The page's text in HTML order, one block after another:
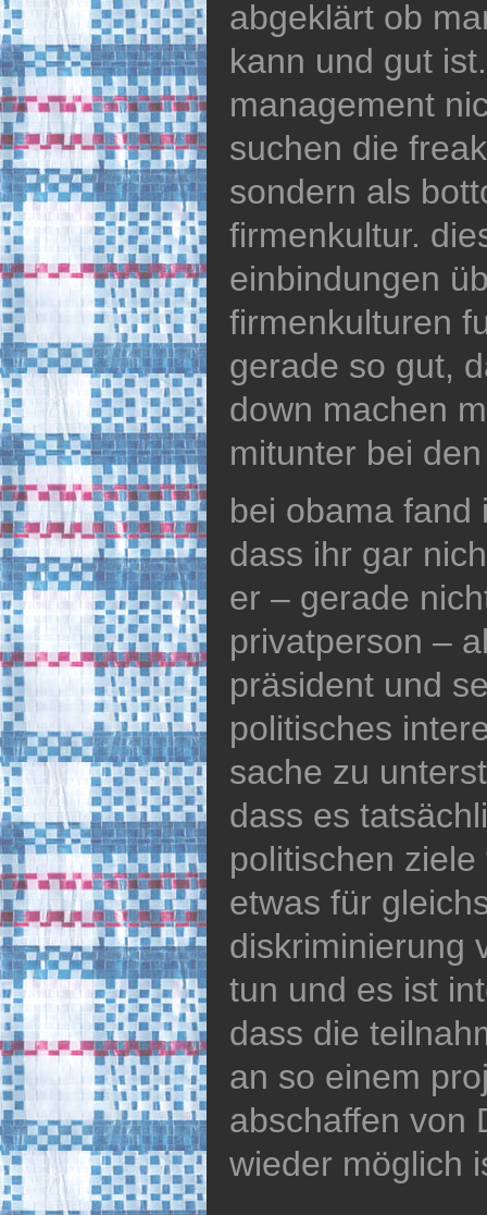
abgeklärt ob
kann und gut
management
suchen die
sondern als
firmenkultur.
einbindungen
firmenkulturen
gerade so gut,
down machen
mitunter bei
bei obama fand
dass ihr gar
er – gerade
privatperson –
präsident und
politisches
sache zu
dass es
politischen
etwas für
diskriminierung
tun und es ist
dass die
an so einem
abschaffen von
wieder möglich